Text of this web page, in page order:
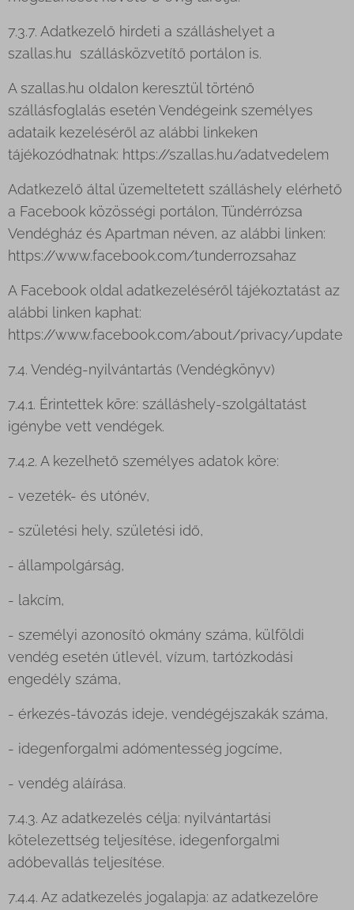
7.3.7. Adatkezelő hirdeti a szálláshelyet a
szallas.hu szállásközvetítő portálon is.
A szallas.hu oldalon keresztül történő
szállásfoglalás esetén Vendégeink személyes
adataik kezeléséről az alábbi linkeken
tájékozódhatnak: https://szallas.hu/adatvedelem
Adatkezelő által üzemeltetett szálláshely elérhető
a Facebook közösségi portálon, Tündérrózsa
Vendégház és Apartman néven, az alábbi linken:
https://www.facebook.com/tunderrozsahaz
A Facebook oldal adatkezeléséről tájékoztatást az
alábbi linken kaphat:
https://www.facebook.com/about/privacy/update
7.4. Vendég-nyilvántartás (Vendégkönyv)
7.4.1. Érintettek köre: szálláshely-szolgáltatást
igénybe vett vendégek.
7.4.2. A kezelhető személyes adatok köre:
- vezeték- és utónév,
- születési hely, születési idő,
- állampolgárság,
- lakcím,
- személyi azonosító okmány száma, külföldi
vendég esetén útlevél, vízum, tartózkodási
engedély száma,
- érkezés-távozás ideje, vendégéjszakák száma,
- idegenforgalmi adómentesség jogcíme,
- vendég aláírása.
7.4.3. Az adatkezelés célja: nyilvántartási
kötelezettség teljesítése, idegenforgalmi
adóbevallás teljesítése.
7.4.4. Az adatkezelés jogalapja: az adatkezelőre